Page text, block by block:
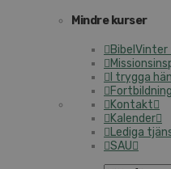
Mindre kurser
BibelVinter
I trygga
Kontakt
Kalender
Lediga
SAU